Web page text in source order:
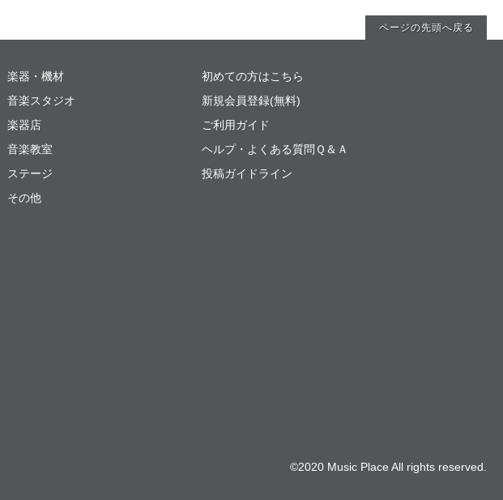
ページの先頭へ戻る
楽器・機材
音楽スタジオ
楽器店
音楽教室
ステージ
その他
初めての方はこちら
新規会員登録(無料)
ご利用ガイド
ヘルプ・よくある質問Ｑ＆Ａ
投稿ガイドライン
©2020 Music Place All rights reserved.